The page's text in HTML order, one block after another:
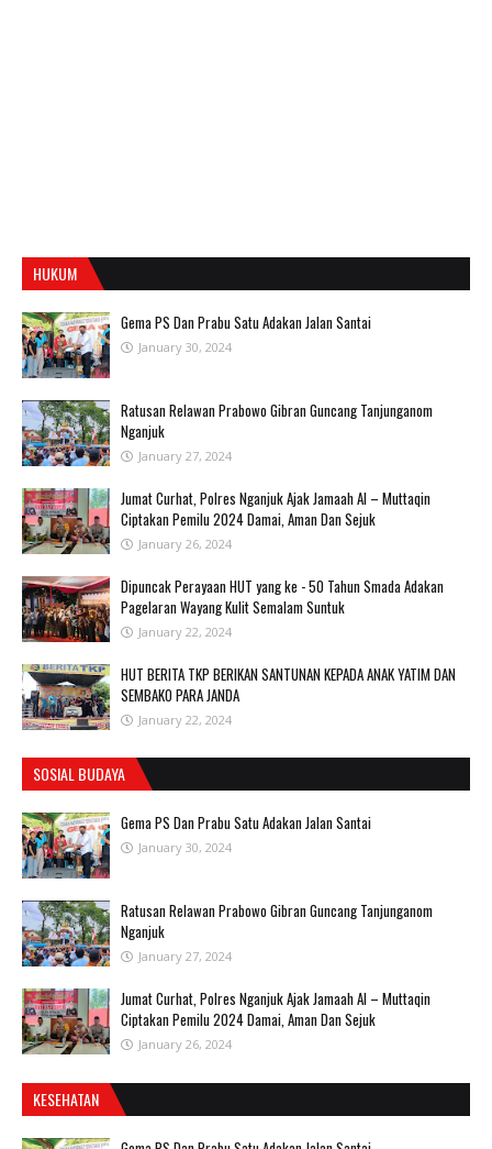
HUKUM
Gema PS Dan Prabu Satu Adakan Jalan Santai
January 30, 2024
Ratusan Relawan Prabowo Gibran Guncang Tanjunganom
Nganjuk
January 27, 2024
Jumat Curhat, Polres Nganjuk Ajak Jamaah Al – Muttaqin
Ciptakan Pemilu 2024 Damai, Aman Dan Sejuk
January 26, 2024
Dipuncak Perayaan HUT yang ke - 50 Tahun Smada Adakan
Pagelaran Wayang Kulit Semalam Suntuk
January 22, 2024
HUT BERITA TKP BERIKAN SANTUNAN KEPADA ANAK YATIM DAN
SEMBAKO PARA JANDA
January 22, 2024
SOSIAL BUDAYA
Gema PS Dan Prabu Satu Adakan Jalan Santai
January 30, 2024
Ratusan Relawan Prabowo Gibran Guncang Tanjunganom
Nganjuk
January 27, 2024
Jumat Curhat, Polres Nganjuk Ajak Jamaah Al – Muttaqin
Ciptakan Pemilu 2024 Damai, Aman Dan Sejuk
January 26, 2024
KESEHATAN